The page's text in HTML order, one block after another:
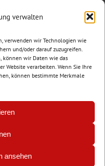
verwalten
verwenden wir Technologien wie
und/oder darauf zuzugreifen.
können wir Daten wie das
Website verarbeiten. Wenn Sie Ihre
können bestimmte Merkmale
ansehen